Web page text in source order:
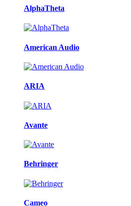
AlphaTheta
American Audio
ARIA
Avante
Behringer
Cameo